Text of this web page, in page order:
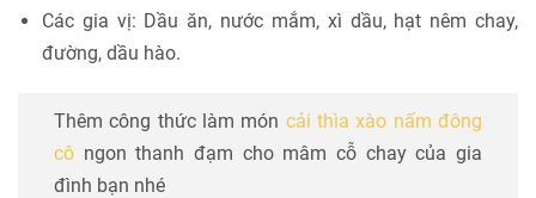
Các gia vị: Dầu ăn, nước mắm, xì dầu, hạt nêm chay,
đường, dầu hào.
Thêm công thức làm món cải thìa xào nấm đông
cô ngon thanh đạm cho mâm cỗ chay của gia
đình bạn nhé